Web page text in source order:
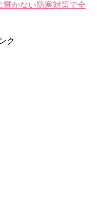
かない防寒対策で全
ク